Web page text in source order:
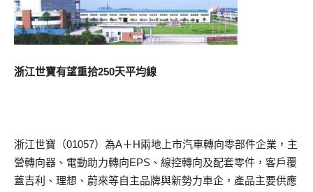
浙江世寶有望重拾250天平均線
浙江世寶（01057）為A＋H兩地上市汽車轉向零部件企業，主
營轉向器、電動助力轉向EPS、線控轉向及配套零件，客戶覆
蓋吉利、理想、蔚來等自主品牌與新勢力車企，產品主要供應